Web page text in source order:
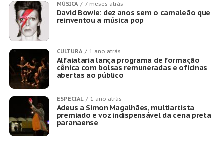
MÚSICA 7 meses atrás
David Bowie: dez anos sem o camaleão que
reinventou a música pop
CULTURA 1 ano atrás
Alfaiataria lança programa de formação
cênica com bolsas remuneradas e oficinas
abertas ao público
ESPECIAL 1 ano atrás
Adeus a Simon Magalhães, multiartista
premiado e voz indispensável da cena preta
paranaense